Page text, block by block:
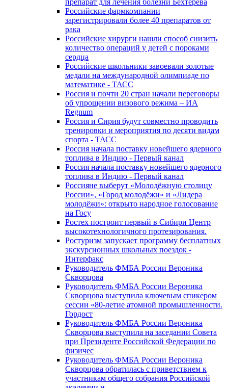
препарат для лечения болезни Бехтерева
Российские фармкомпании
зарегистрировали более 40 препаратов от
рака
Российские хирурги нашли способ снизить
количество операций у детей с пороками
сердца
Российские школьники завоевали золотые
медали на международной олимпиаде по
математике - ТАСС
Россия и почти 20 стран начали переговоры
об упрощении визового режима – ИА
Regnum
Россия и Сирия будут совместно проводить
тренировки и мероприятия по десяти видам
спорта - ТАСС
Россия начала поставку новейшего ядерного
топлива в Индию - Первый канал
Россия начала поставку новейшего ядерного
топлива в Индию - Первый канал
Россияне выберут «Молодёжную столицу
России», «Город молодёжи» и «Лидера
молодёжи»: открыто народное голосование
на Госу
Ростех построит первый в Сибири Центр
высокотехнологичного протезирования.
Ростуризм запускает программу бесплатных
экскурсионных школьных поездок -
Интерфакс
Руководитель ФМБА России Вероника
Скворцова
Руководитель ФМБА России Вероника
Скворцова выступила ключевым спикером
сессии «80-летие атомной промышленности.
Гордост
Руководитель ФМБА России Вероника
Скворцова выступила на заседании Совета
при Президенте Российской Федерации по
физичес
Руководитель ФМБА России Вероника
Скворцова обратилась с приветствием к
участникам общего собрания Российской